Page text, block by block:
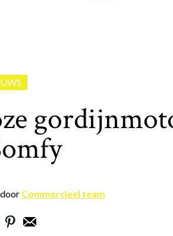
door Commercieel team